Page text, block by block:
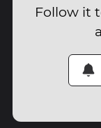
Follow it